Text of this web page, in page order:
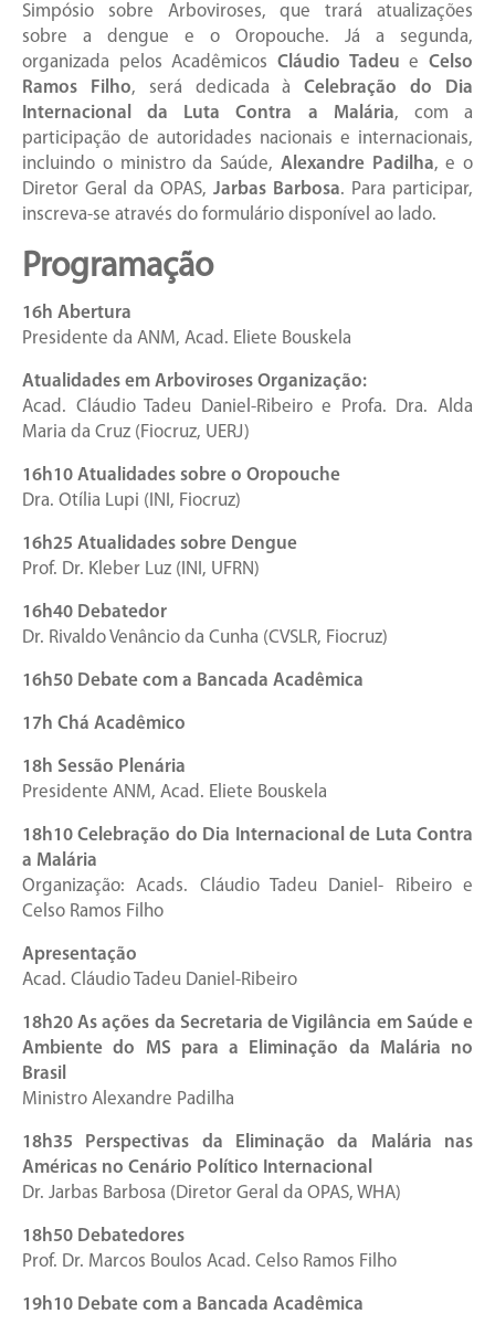
Simpósio sobre Arboviroses, que trará atualizações
sobre a dengue e o Oropouche. Já a segunda,
organizada pelos Acadêmicos Cláudio Tadeu e Celso
Ramos Filho, será dedicada à Celebração do Dia
Internacional da Luta Contra a Malária, com a
participação de autoridades nacionais e internacionais,
incluindo o ministro da Saúde, Alexandre Padilha, e o
Diretor Geral da OPAS, Jarbas Barbosa. Para participar,
inscreva-se através do formulário disponível ao lado.
Programação
16h Abertura
Presidente da ANM, Acad. Eliete Bouskela
Atualidades em Arboviroses Organização:
Acad. Cláudio Tadeu Daniel-Ribeiro e Profa. Dra. Alda
Maria da Cruz (Fiocruz, UERJ)
16h10 Atualidades sobre o Oropouche
Dra. Otília Lupi (INI, Fiocruz)
16h25 Atualidades sobre Dengue
Prof. Dr. Kleber Luz (INI, UFRN)
16h40 Debatedor
Dr. Rivaldo Venâncio da Cunha (CVSLR, Fiocruz)
16h50 Debate com a Bancada Acadêmica
17h Chá Acadêmico
18h Sessão Plenária
Presidente ANM, Acad. Eliete Bouskela
18h10 Celebração do Dia Internacional de Luta Contra
a Malária
Organização: Acads. Cláudio Tadeu Daniel- Ribeiro e
Celso Ramos Filho
Apresentação
Acad. Cláudio Tadeu Daniel-Ribeiro
18h20 As ações da Secretaria de Vigilância em Saúde e
Ambiente do MS para a Eliminação da Malária no
Brasil
Ministro Alexandre Padilha
18h35 Perspectivas da Eliminação da Malária nas
Américas no Cenário Político Internacional
Dr. Jarbas Barbosa (Diretor Geral da OPAS, WHA)
18h50 Debatedores
Prof. Dr. Marcos Boulos Acad. Celso Ramos Filho
19h10 Debate com a Bancada Acadêmica